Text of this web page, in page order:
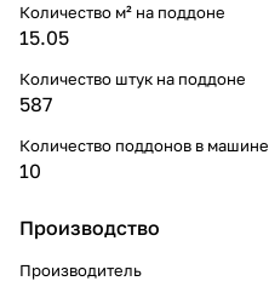
Количество м² на поддоне
15.05
Количество штук на поддоне
587
Количество поддонов в машине
10
Производство
Производитель